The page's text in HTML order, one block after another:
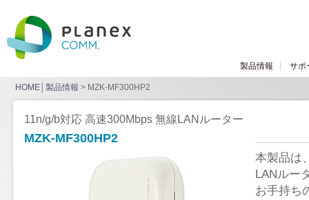
製品情報 サポ
HOME 製品情報 > MZK-MF300HP2
11n/g/b対応 高速300Mbps 無線LANルーター
MZK-MF300HP2
本製品は
LANルー
お手持ち